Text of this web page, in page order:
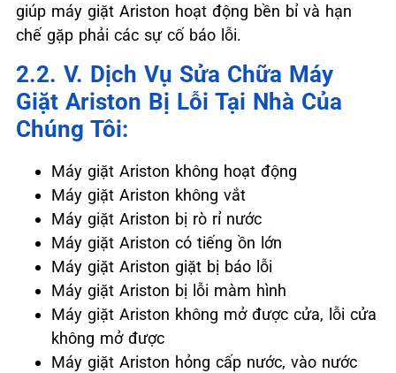
giúp máy giặt Ariston hoạt động bền bỉ và hạn
chế gặp phải các sự cố báo lỗi.
2.2. ️V. Dịch Vụ Sửa Chữa Máy
Giặt Ariston Bị Lỗi Tại Nhà Của
Chúng Tôi:
Máy giặt Ariston không hoạt động
Máy giặt Ariston không vắt
Máy giặt Ariston bị rò rỉ nước
Máy giặt Ariston có tiếng ồn lớn
Máy giặt Ariston giặt bị báo lỗi
Máy giặt Ariston bị lỗi màm hình
Máy giặt Ariston không mở được cửa, lỗi cửa
không mở được
Máy giặt Ariston hỏng cấp nước, vào nước